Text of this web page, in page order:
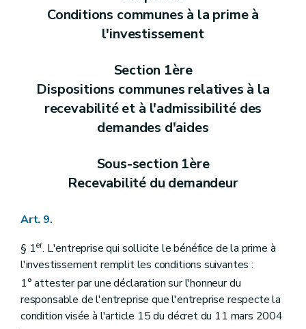
Conditions communes à la prime à
l'investissement
Section 1ère
Dispositions communes relatives à la
recevabilité et à l'admissibilité des
demandes d'aides
Sous-section 1ère
Recevabilité du demandeur
Art. 9.
§ 1er. L'entreprise qui sollicite le bénéfice de la prime à
l'investissement remplit les conditions suivantes :
1° attester par une déclaration sur l'honneur du
responsable de l'entreprise que l'entreprise respecte la
condition visée à l'article 15 du décret du 11 mars 2004